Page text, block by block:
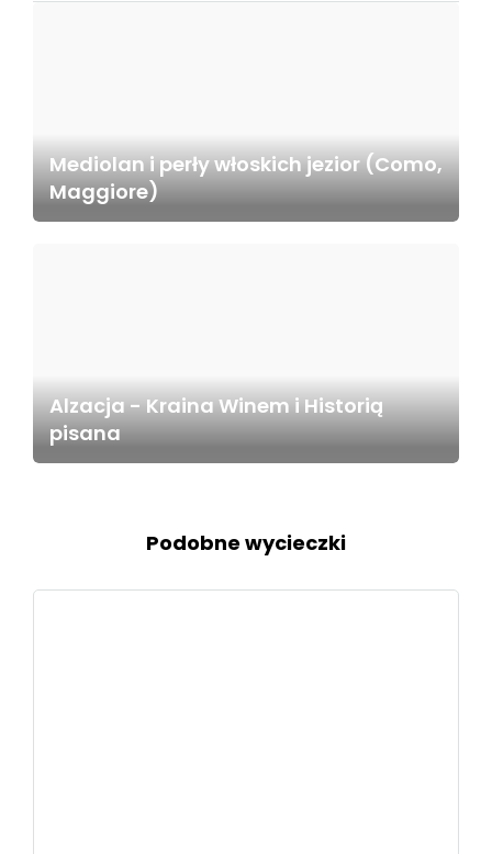
Mediolan i perły włoskich jezior (Como,
Maggiore)
Alzacja - Kraina Winem i Historią
pisana
Podobne wycieczki